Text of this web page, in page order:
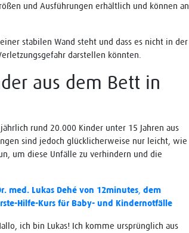
und Ausführungen erhältlich und können an
stabilen Wand steht und dass es nicht in der
darstellen könnten.
aus dem Bett in
rund 20.000 Kinder unter 15 Jahren aus
sind jedoch glücklicherweise nur leicht, wie
um diese Unfälle zu verhindern und die
med. Lukas Dehé von 12minutes,dem
Hilfe-Kurs für Baby- und Kindernotfälle
ich bin Lukas! Ich komme ursprünglich aus